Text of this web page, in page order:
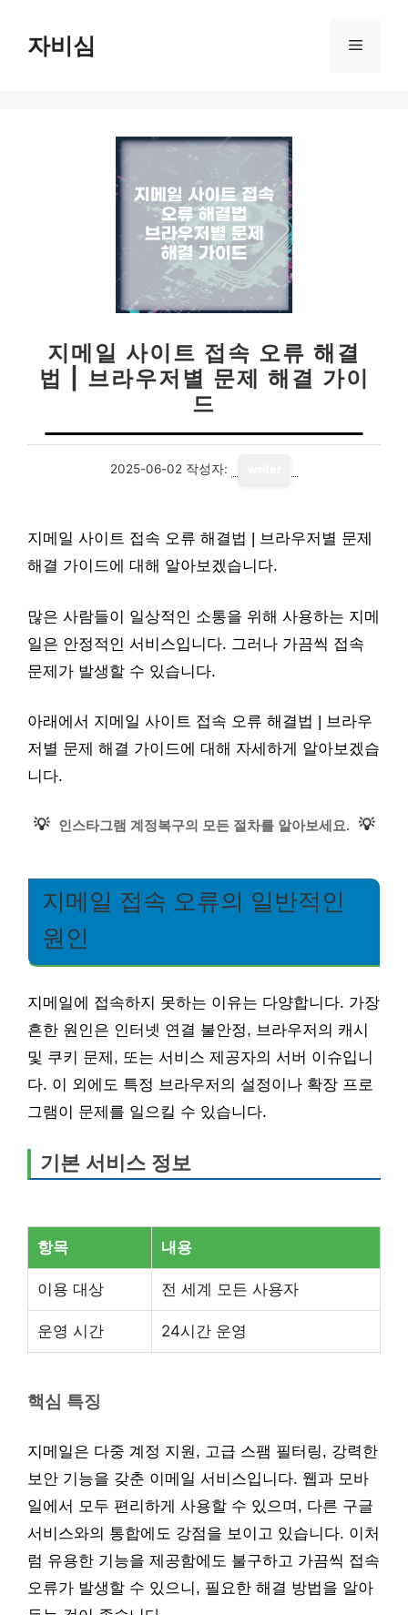
자비심 메
지메일 사이트 접속 오류 해결
법 | 브라우저별 문제 해결 가이
드
2025-06-02 작성자:
지메일 사이트 접속 오류 해결법 | 브라우저별 문제
해결 가이드에 대해 알아보겠습니다.
많은 사람들이 일상적인 소통을 위해 사용하는 지메
일은 안정적인 서비스입니다. 그러나 가끔씩 접속
문제가 발생할 수 있습니다.
아래에서 지메일 사이트 접속 오류 해결법 | 브라우
저별 문제 해결 가이드에 대해 자세하게 알아보겠습
니다.
💡 인스타그램 계정복구의 모든 절차를 알아보세요. 💡
지메일 접속 오류의 일반적인
원인
지메일에 접속하지 못하는 이유는 다양합니다. 가장
흔한 원인은 인터넷 연결 불안정, 브라우저의 캐시
및 쿠키 문제, 또는 서비스 제공자의 서버 이슈입니
다. 이 외에도 특정 브라우저의 설정이나 확장 프로
그램이 문제를 일으킬 수 있습니다.
기본 서비스 정보
항목 내용
이용 대상 전 세계 모든 사용자
운영 시간 24시간 운영
핵심 특징
지메일은 다중 계정 지원, 고급 스팸 필터링, 강력한
보안 기능을 갖춘 이메일 서비스입니다. 웹과 모바
일에서 모두 편리하게 사용할 수 있으며, 다른 구글
서비스와의 통합에도 강점을 보이고 있습니다. 이처
럼 유용한 기능을 제공함에도 불구하고 가끔씩 접속
오류가 발생할 수 있으니, 필요한 해결 방법을 알아